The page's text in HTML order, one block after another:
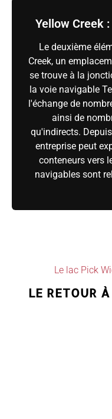
Yellow Creek
Le deuxième
Creek, un
se trouve à la
la voie navigable
l'échange de
ainsi de
qu'indirects.
entreprise peut
conteneurs vers
navigables sont
Le lac Pick
LE RETOUR